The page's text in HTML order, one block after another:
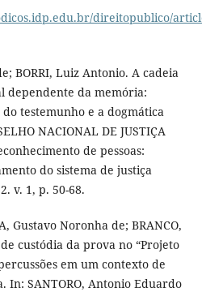
direitopublico/
BORRI, Luiz Antonio. A cadeia
dependente da memória:
testemunho e a dogmática
NACIONAL DE JUSTIÇA
de pessoas:
do sistema de justiça
v. 1, p. 50-68.
Gustavo Noronha de; BRANCO,
custódia da prova no “Projeto
em um contexto de
In: SANTORO, Antonio Eduardo